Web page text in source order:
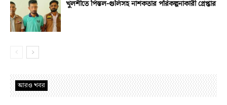
খুলশীতে পিস্তল-গুলিসহ নাশকতার পরিকল্পনাকারী গ্রেপ্তার
আরও খবর